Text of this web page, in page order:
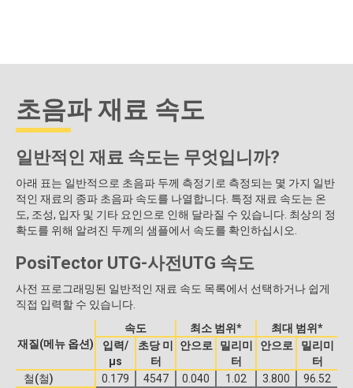
초음파 재료 속도
일반적인 재료 속도는 무엇입니까?
아래 표는 일반적으로 초음파 두께 측정기로 측정되는 몇 가지 일반
적인 재료의 종파 초음파 속도를 나열합니다. 특정 재료 속도는 온
도, 조성, 입자 및 기타 요인으로 인해 달라질 수 있습니다. 최상의 정
확도를 위해 알려진 두께의 샘플에서 속도를 확인하십시오.
PosiTector UTG-사전UTG 속도
사전 프로그래밍된 일반적인 재료 속도 목록에서 선택하거나 쉽게
직접 입력할 수 있습니다.
재질(메뉴 옵션)
입력/
μs
속도
최소 범위*
초당 미
터
최대 범위*
안으로
밀리미
터
안으로
밀리미
터
철(철)
0.179 4547 0.040 1.02 3.800
96.52